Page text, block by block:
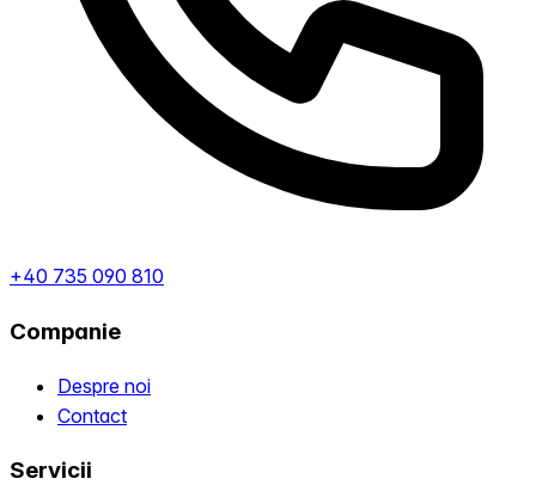
+40 735 090 810
Companie
Despre noi
Contact
Servicii